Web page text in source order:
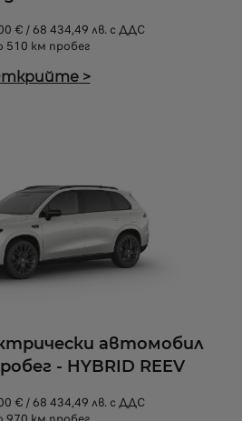
€ / 68 434,49 лв. с ДДС
510 км пробег
>
автомобил
- HYBRID REEV
€ / 68 434,49 лв. с ДДС